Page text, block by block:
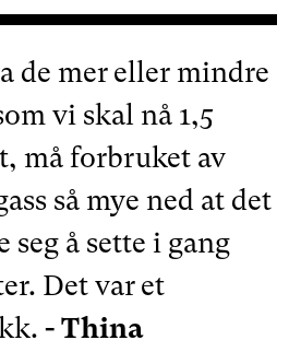
de mer eller mindre
vi skal nå 1,5
må forbruket av
så mye ned at det
å sette i gang
Det var et
- Thina